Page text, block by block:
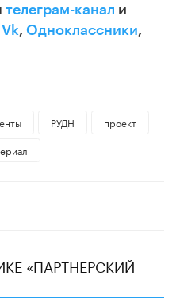
телеграм-канал и
Vk, Одноклассники,
РУДН
проект
«ПАРТНЕРСКИЙ